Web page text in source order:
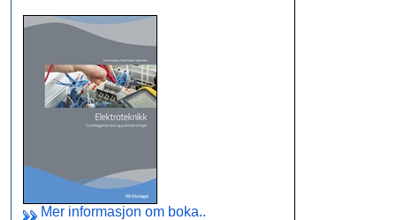
Mer informasjon om boka..